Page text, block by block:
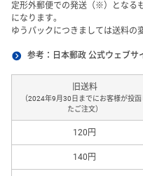
定形外郵便での発送（※）となる
になります。
ゆうパックにつきましては送料の
参考：日本郵政 公式ウェブサ
旧送料
（2024年9月30日までにお客様が投函
たご注文）
120円
140円